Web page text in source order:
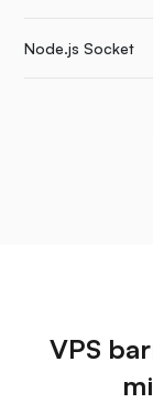
Node.js Socket
VPS